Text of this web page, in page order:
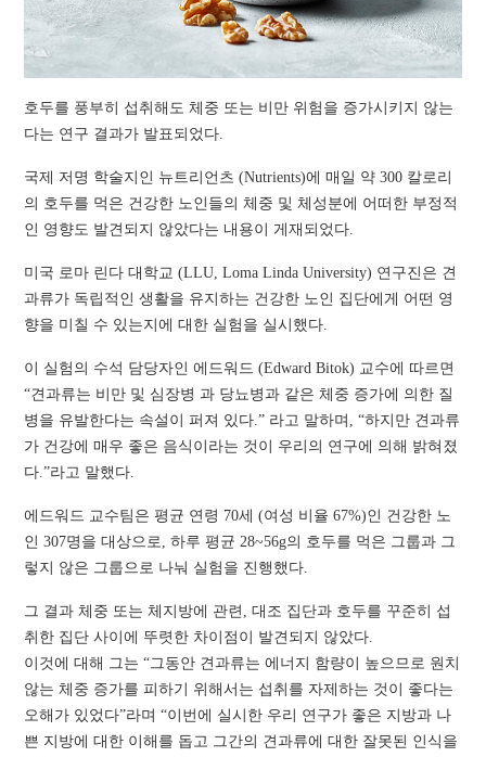
호두를 풍부히 섭취해도 체중 또는 비만 위험을 증가시키지 않는
다는 연구 결과가 발표되었다.
국제 저명 학술지인 뉴트리언츠 (Nutrients)에 매일 약 300 칼로리
의 호두를 먹은 건강한 노인들의 체중 및 체성분에 어떠한 부정적
인 영향도 발견되지 않았다는 내용이 게재되었다.
미국 로마 린다 대학교 (LLU, Loma Linda University) 연구진은 견
과류가 독립적인 생활을 유지하는 건강한 노인 집단에게 어떤 영
향을 미칠 수 있는지에 대한 실험을 실시했다.
이 실험의 수석 담당자인 에드워드 (Edward Bitok) 교수에 따르면
“견과류는 비만 및 심장병 과 당뇨병과 같은 체중 증가에 의한 질
병을 유발한다는 속설이 퍼져 있다.” 라고 말하며, “하지만 견과류
가 건강에 매우 좋은 음식이라는 것이 우리의 연구에 의해 밝혀졌
다.”라고 말했다.
에드워드 교수팀은 평균 연령 70세 (여성 비율 67%)인 건강한 노
인 307명을 대상으로, 하루 평균 28~56g의 호두를 먹은 그룹과 그
렇지 않은 그룹으로 나눠 실험을 진행했다.
그 결과 체중 또는 체지방에 관련, 대조 집단과 호두를 꾸준히 섭
취한 집단 사이에 뚜렷한 차이점이 발견되지 않았다.
이것에 대해 그는 “그동안 견과류는 에너지 함량이 높으므로 원치
않는 체중 증가를 피하기 위해서는 섭취를 자제하는 것이 좋다는
오해가 있었다”라며 “이번에 실시한 우리 연구가 좋은 지방과 나
쁜 지방에 대한 이해를 돕고 그간의 견과류에 대한 잘못된 인식을